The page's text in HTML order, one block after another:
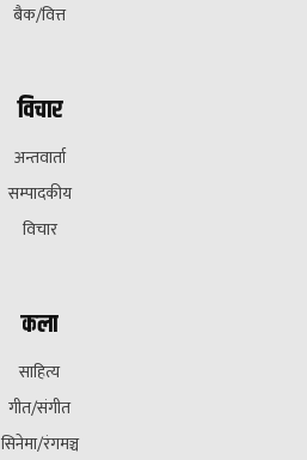
बैक/वित्त
विचार
अन्तवार्ता
सम्पादकीय
विचार
कला
साहित्य
गीत/संगीत
सिनेमा/रंगमञ्च